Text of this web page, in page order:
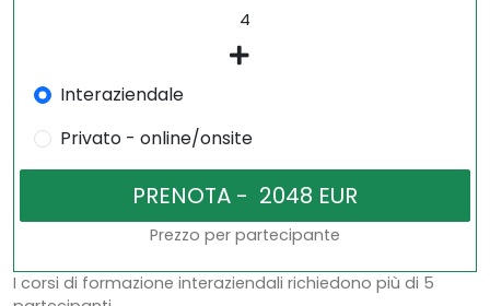
Interaziendale
Privato - online/onsite
Prezzo per partecipante
I corsi di formazione interaziendali richiedono più di 5